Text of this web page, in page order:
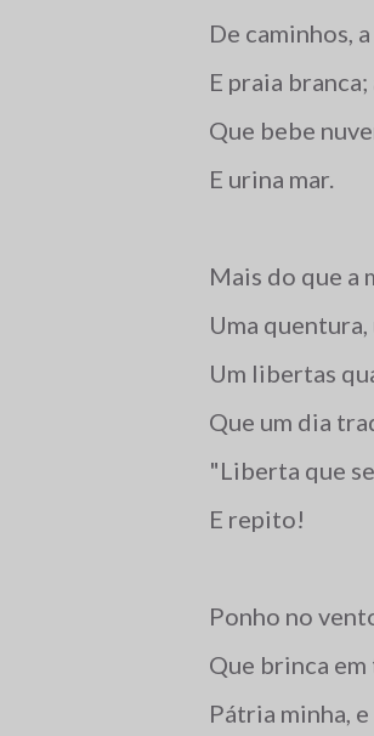
De caminhos,
E praia
Que bebe
E urina mar.
Mais do que a
Uma
Um libertas
Que um dia
"Liberta que
E repito!
Ponho no
Que brinca
Pátria minha,